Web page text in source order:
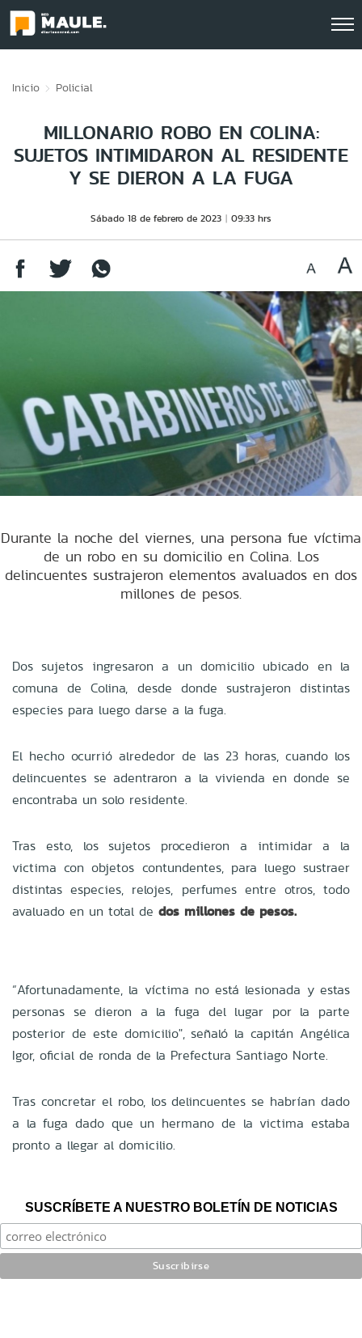
Inicio Policial
MILLONARIO ROBO EN COLINA:
SUJETOS INTIMIDARON AL RESIDENTE
Y SE DIERON A LA FUGA
Sábado 18 de febrero de 2023 09:33 hrs
Durante la noche del viernes, una persona fue víctima
de un robo en su domicilio en Colina. Los
delincuentes sustrajeron elementos avaluados en dos
millones de pesos.
Dos sujetos ingresaron a un domicilio ubicado en la
comuna de Colina, desde donde sustrajeron distintas
especies para luego darse a la fuga.
El hecho ocurrió alrededor de las 23 horas, cuando los
delincuentes se adentraron a la vivienda en donde se
encontraba un solo residente.
Tras esto, los sujetos procedieron a intimidar a la
victima con objetos contundentes, para luego sustraer
distintas especies, relojes, perfumes entre otros, todo
avaluado en un total de dos millones de pesos.
“Afortunadamente, la víctima no está lesionada y estas
personas se dieron a la fuga del lugar por la parte
posterior de este domicilio", señaló la capitán Angélica
Igor, oficial de ronda de la Prefectura Santiago Norte.
Tras concretar el robo, los delincuentes se habrían dado
a la fuga dado que un hermano de la victima estaba
pronto a llegar al domicilio.
SUSCRÍBETE A NUESTRO BOLETÍN DE NOTICIAS